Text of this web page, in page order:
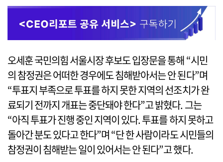
오세훈 국민의힘 서울시장 후보도 입장문을 통해 “시민
의 참정권은 어떠한 경우에도 침해받아서는 안 된다”며
“투표지 부족으로 투표를 하지 못한 지역의 선조치가 완
료되기 전까지 개표는 중단돼야 한다”고 밝혔다. 그는
“아직 투표가 진행 중인 지역이 있다. 투표를 하지 못하고
돌아간 분도 있다고 한다”며 “단 한 사람이라도 시민들의
참정권이 침해받는 일이 있어서는 안 된다”고 했다.